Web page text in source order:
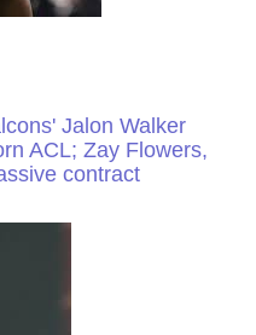
Jalon Walker
ACL; Zay Flowers,
contract